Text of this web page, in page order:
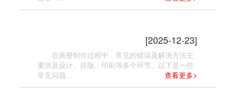
[2025-12-23]
在画册制作过程中，常见的错误及解决方法主
要涉及设计、排版、印刷等多个环节。以下是一些
常见问题...
查看更多>